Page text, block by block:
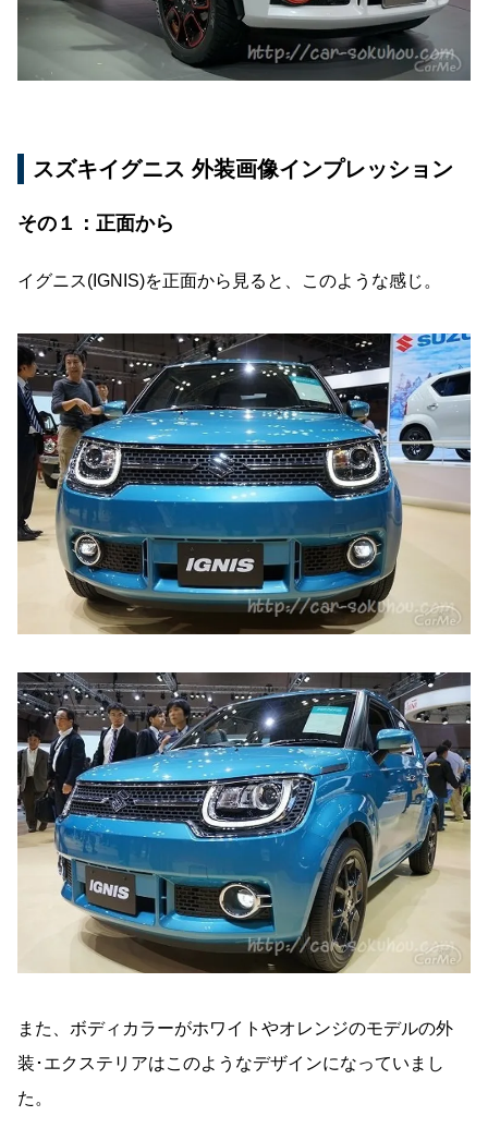
スズキイグニス 外装画像インプレッション
その１：正面から
イグニス(IGNIS)を正面から見ると、このような感じ。
また、ボディカラーがホワイトやオレンジのモデルの外
装･エクステリアはこのようなデザインになっていまし
た。